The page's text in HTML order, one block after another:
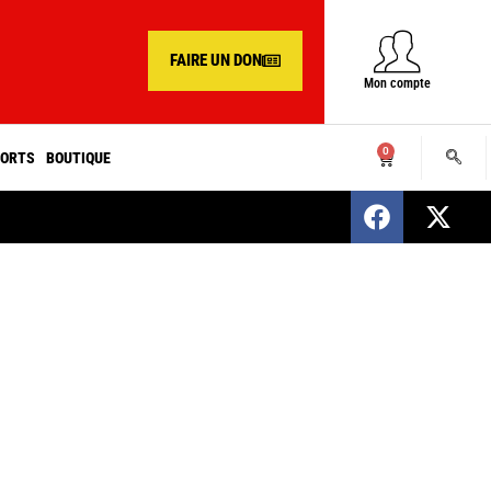
FAIRE UN DON
Mon compte
BOUTIQUE 0
SENEGAL : Nomination d’un nouveau